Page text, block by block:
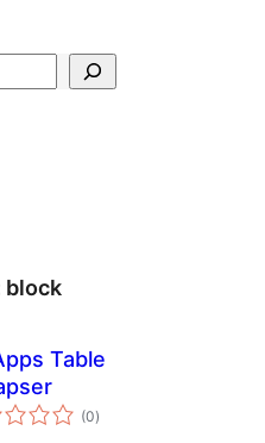
block
Table
(0общий
рейтинг
)